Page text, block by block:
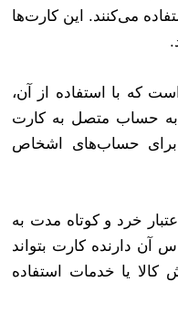
می‌کنند. این کارت‌ها
.
۱۶ رقمی است که با استفاده از آن،
به حساب متصل به کارت
برای حساب‌های اشخاص
خرد و کوتاه مدت به
آن دارنده کارت بتواند
یا خدمات استفاده